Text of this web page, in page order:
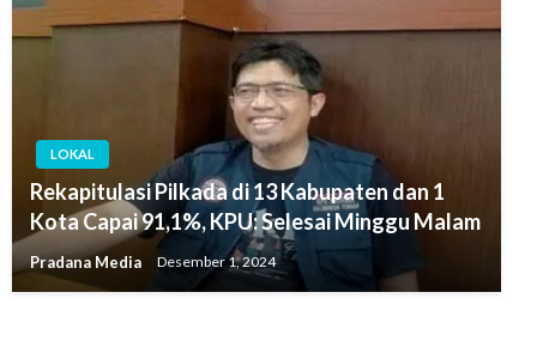
LOKAL
Rekapitulasi Pilkada di 13 Kabupaten dan 1
Kota Capai 91,1%, KPU: Selesai Minggu Malam
Pradana Media Desember 1, 2024